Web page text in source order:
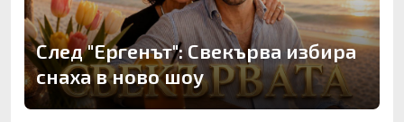
След "Ергенът": Свекърва избира
снаха в ново шоу